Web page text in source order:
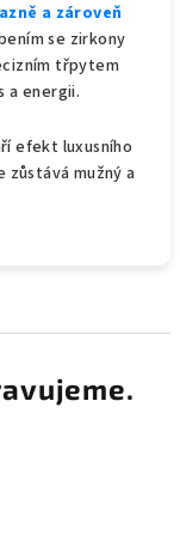
a zároveň
se zirkony
třpytem
a energii.
efekt luxusního
mužný a